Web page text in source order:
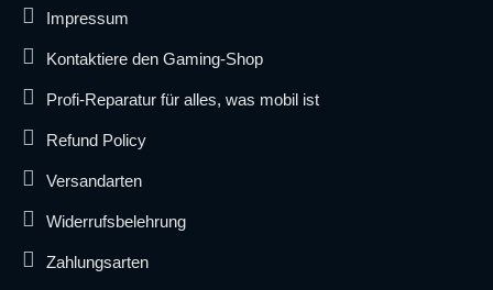
Impressum
Kontaktiere den Gaming-Shop
Profi-Reparatur für alles, was mobil ist
Refund Policy
Versandarten
Widerrufsbelehrung
Zahlungsarten